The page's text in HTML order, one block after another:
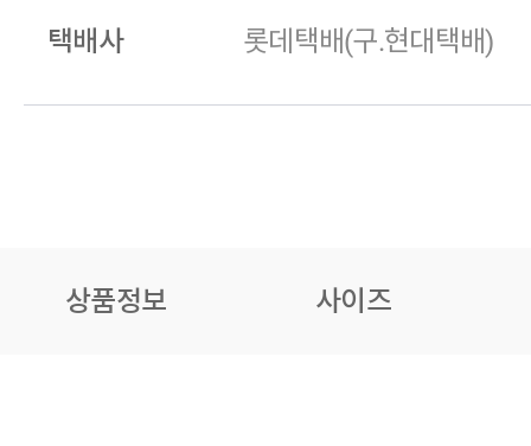
택배사
롯데택배(구.현대택배)
상품정보 사이즈